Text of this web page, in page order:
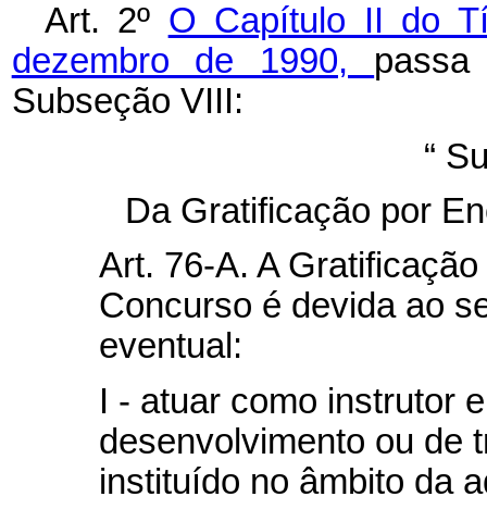
Art. 2º O Capítulo II do
dezembro de 1990,
Subseção VIII:
“
Da Gratificação por
Art. 76-A. A
Concurso é devida ao
eventual:
I - atuar como instrutor
desenvolvimento ou de
instituído no âmbito da